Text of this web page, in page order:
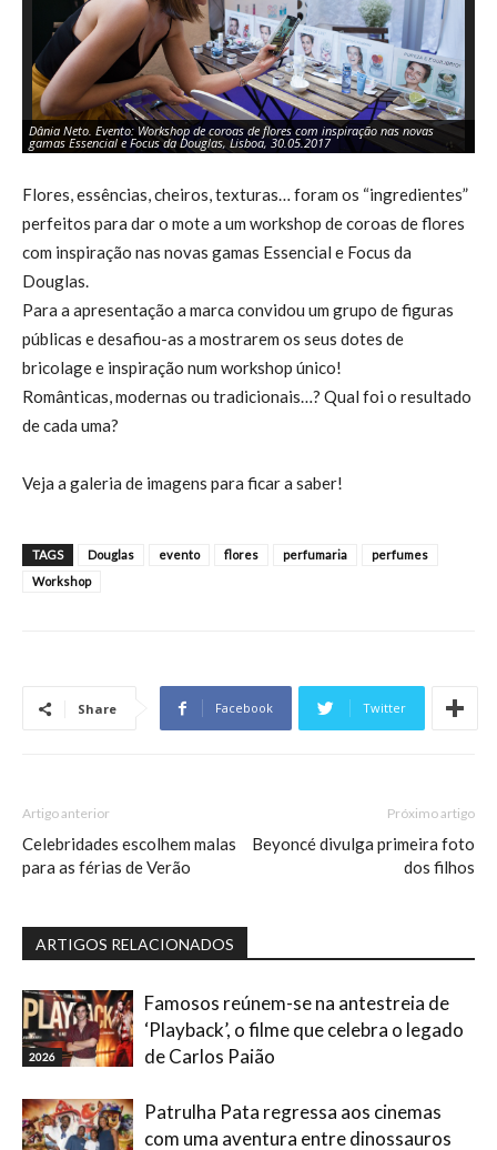
Dânia Neto. Evento: Workshop de coroas de flores com inspiração nas novas
gamas Essencial e Focus da Douglas, Lisboa, 30.05.2017
Flores, essências, cheiros, texturas… foram os “ingredientes”
perfeitos para dar o mote a um workshop de coroas de flores
com inspiração nas novas gamas Essencial e Focus da
Douglas.
Para a apresentação a marca convidou um grupo de figuras
públicas e desafiou-as a mostrarem os seus dotes de
bricolage e inspiração num workshop único!
Românticas, modernas ou tradicionais…? Qual foi o resultado
de cada uma?
Veja a galeria de imagens para ficar a saber!
TAGS Douglas evento flores perfumaria
perfumes
Workshop
Share Facebook Twitter
Artigo anterior
Celebridades escolhem malas
para as férias de Verão
Próximo artigo
Beyoncé divulga primeira foto
dos filhos
ARTIGOS RELACIONADOS
2026
Famosos reúnem-se na antestreia de
‘Playback’, o filme que celebra o legado
de Carlos Paião
Patrulha Pata regressa aos cinemas
com uma aventura entre dinossauros